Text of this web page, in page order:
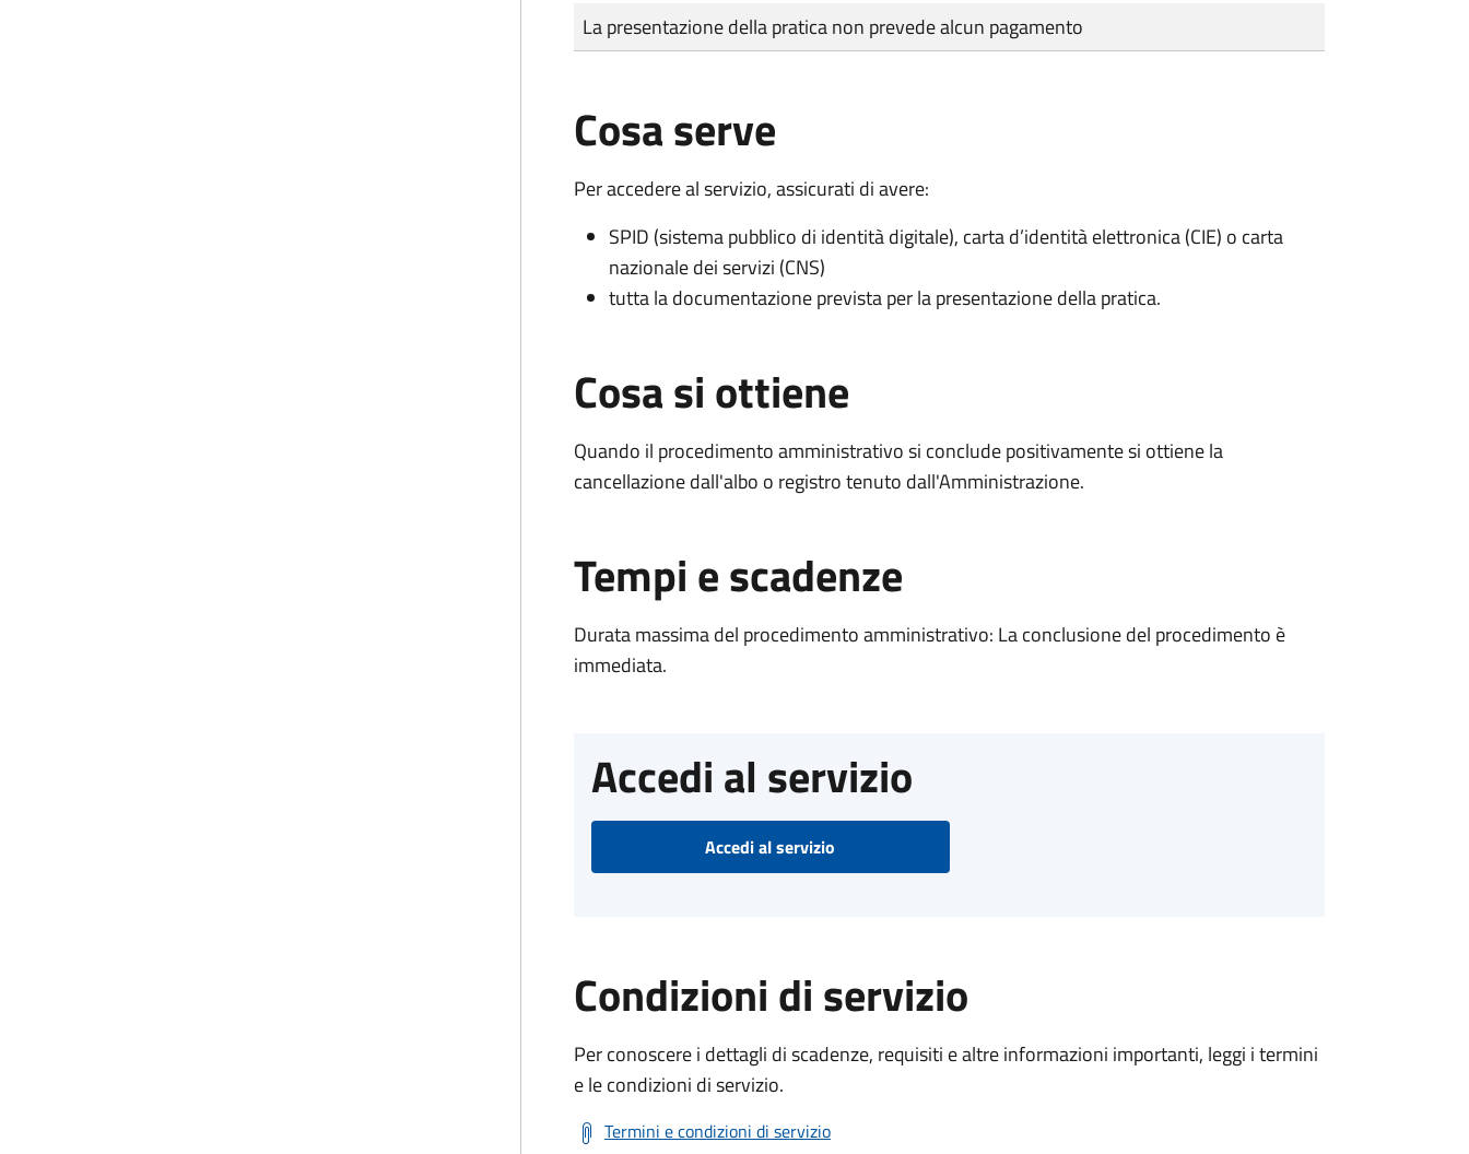
Tipo di pagamento
Importo
La presentazione della pratica non prevede alcun pagamento
Cosa serve
Per accedere al servizio, assicurati di avere:
SPID (sistema pubblico di identità digitale), carta d’identità elettronica (CIE) o carta
nazionale dei servizi (CNS)
tutta la documentazione prevista per la presentazione della pratica.
Cosa si ottiene
Quando il procedimento amministrativo si conclude positivamente si ottiene la
cancellazione dall'albo o registro tenuto dall'Amministrazione.
Tempi e scadenze
Durata massima del procedimento amministrativo: La conclusione del procedimento è
immediata.
Accedi al servizio
Accedi al servizio
Condizioni di servizio
Per conoscere i dettagli di scadenze, requisiti e altre informazioni importanti, leggi i termini
e le condizioni di servizio.
Termini e condizioni di servizio